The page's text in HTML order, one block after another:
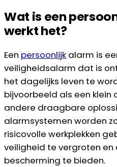
Wat is een
werkt het?
Een persoonlijk alarm is
veiligheidsalarm dat is
het dagelijks leven te
bijvoorbeeld als een
andere draagbare
alarmsystemen worden
risicovolle werkplekken
veiligheid te vergroten en
bescherming te bieden.